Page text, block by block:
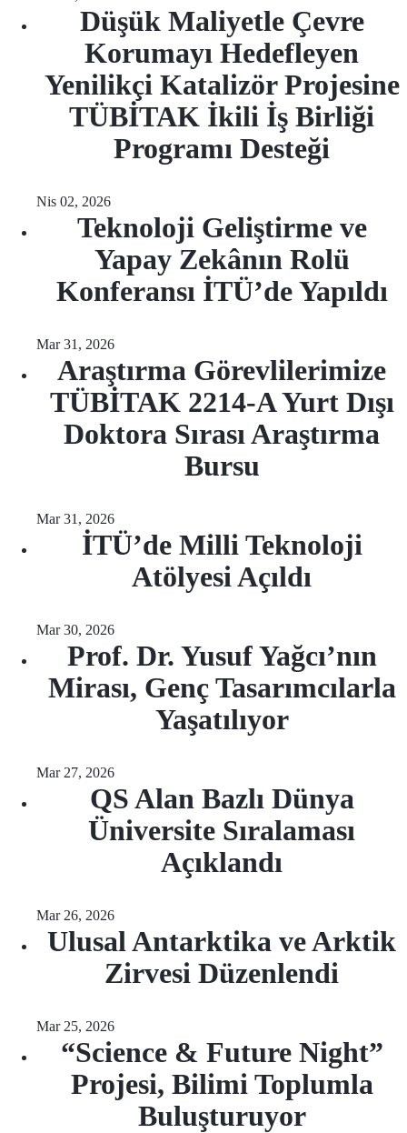
Düşük Maliyetle Çevre
Korumayı Hedefleyen
Yenilikçi Katalizör Projesine
TÜBİTAK İkili İş Birliği
Programı Desteği
Nis 02, 2026
Teknoloji Geliştirme ve
Yapay Zekânın Rolü
Konferansı İTÜ’de Yapıldı
Mar 31, 2026
Araştırma Görevlilerimize
TÜBİTAK 2214-A Yurt Dışı
Doktora Sırası Araştırma
Bursu
Mar 31, 2026
İTÜ’de Milli Teknoloji
Atölyesi Açıldı
Mar 30, 2026
Prof. Dr. Yusuf Yağcı’nın
Mirası, Genç Tasarımcılarla
Yaşatılıyor
Mar 27, 2026
QS Alan Bazlı Dünya
Üniversite Sıralaması
Açıklandı
Mar 26, 2026
Ulusal Antarktika ve Arktik
Zirvesi Düzenlendi
Mar 25, 2026
“Science & Future Night”
Projesi, Bilimi Toplumla
Buluşturuyor